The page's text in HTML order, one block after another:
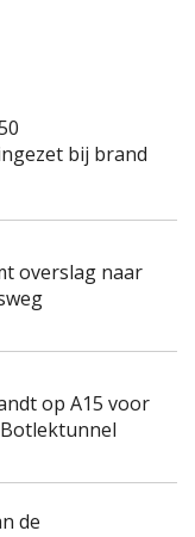
bij brand
overslag naar
op A15 voor
de